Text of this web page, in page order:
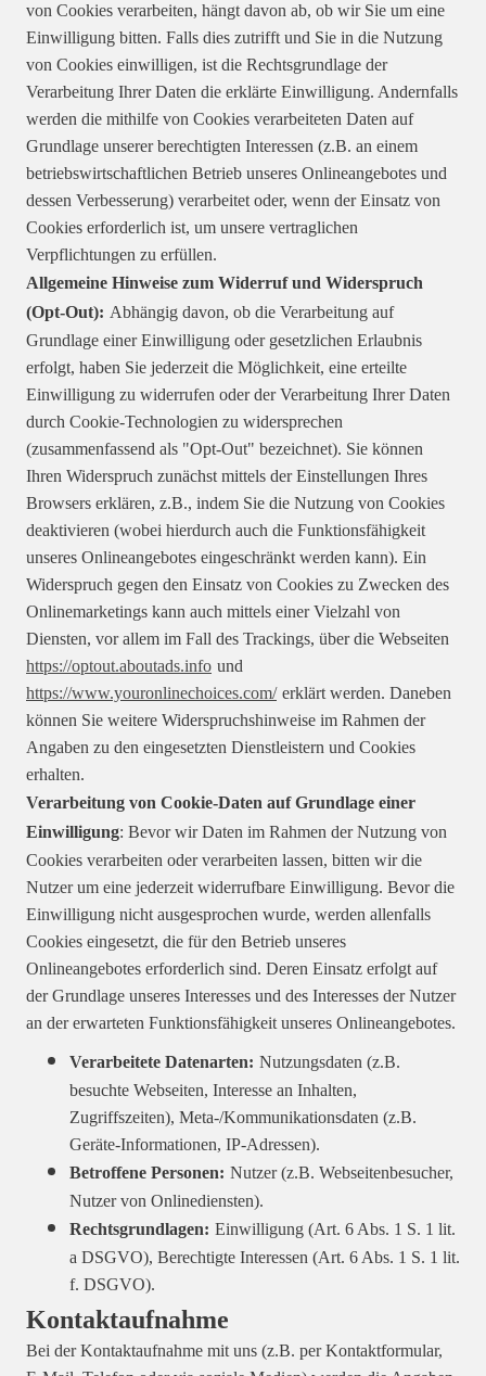
von Cookies verarbeiten, hängt davon ab, ob wir Sie um eine
Einwilligung bitten. Falls dies zutrifft und Sie in die Nutzung
von Cookies einwilligen, ist die Rechtsgrundlage der
Verarbeitung Ihrer Daten die erklärte Einwilligung. Andernfalls
werden die mithilfe von Cookies verarbeiteten Daten auf
Grundlage unserer berechtigten Interessen (z.B. an einem
betriebswirtschaftlichen Betrieb unseres Onlineangebotes und
dessen Verbesserung) verarbeitet oder, wenn der Einsatz von
Cookies erforderlich ist, um unsere vertraglichen
Verpflichtungen zu erfüllen.
Allgemeine Hinweise zum Widerruf und Widerspruch
(Opt-Out): Abhängig davon, ob die Verarbeitung auf
Grundlage einer Einwilligung oder gesetzlichen Erlaubnis
erfolgt, haben Sie jederzeit die Möglichkeit, eine erteilte
Einwilligung zu widerrufen oder der Verarbeitung Ihrer Daten
durch Cookie-Technologien zu widersprechen
(zusammenfassend als "Opt-Out" bezeichnet). Sie können
Ihren Widerspruch zunächst mittels der Einstellungen Ihres
Browsers erklären, z.B., indem Sie die Nutzung von Cookies
deaktivieren (wobei hierdurch auch die Funktionsfähigkeit
unseres Onlineangebotes eingeschränkt werden kann). Ein
Widerspruch gegen den Einsatz von Cookies zu Zwecken des
Onlinemarketings kann auch mittels einer Vielzahl von
Diensten, vor allem im Fall des Trackings, über die Webseiten
https://optout.aboutads.info und
https://www.youronlinechoices.com/ erklärt werden. Daneben
können Sie weitere Widerspruchshinweise im Rahmen der
Angaben zu den eingesetzten Dienstleistern und Cookies
erhalten.
Verarbeitung von Cookie-Daten auf Grundlage einer
Einwilligung: Bevor wir Daten im Rahmen der Nutzung von
Cookies verarbeiten oder verarbeiten lassen, bitten wir die
Nutzer um eine jederzeit widerrufbare Einwilligung. Bevor die
Einwilligung nicht ausgesprochen wurde, werden allenfalls
Cookies eingesetzt, die für den Betrieb unseres
Onlineangebotes erforderlich sind. Deren Einsatz erfolgt auf
der Grundlage unseres Interesses und des Interesses der Nutzer
an der erwarteten Funktionsfähigkeit unseres Onlineangebotes.
Verarbeitete Datenarten: Nutzungsdaten (z.B.
besuchte Webseiten, Interesse an Inhalten,
Zugriffszeiten), Meta-/Kommunikationsdaten (z.B.
Geräte-Informationen, IP-Adressen).
Betroffene Personen: Nutzer (z.B. Webseitenbesucher,
Nutzer von Onlinediensten).
Rechtsgrundlagen: Einwilligung (Art. 6 Abs. 1 S. 1 lit.
a DSGVO), Berechtigte Interessen (Art. 6 Abs. 1 S. 1 lit.
f. DSGVO).
Kontaktaufnahme
Bei der Kontaktaufnahme mit uns (z.B. per Kontaktformular,